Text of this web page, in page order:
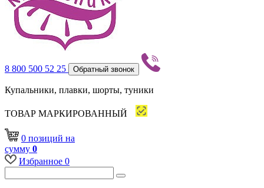
8 800 500 52 25 Обратный звонок
Купальники, плавки, шорты, туники
ТОВАР МАРКИРОВАННЫЙ
0 позиций на
сумму 0
Избранное 0